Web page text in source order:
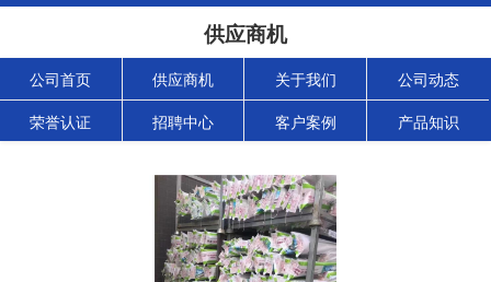
供应商机
公司首页 供应商机 关于我们 公司动态
荣誉认证 招聘中心 客户案例 产品知识